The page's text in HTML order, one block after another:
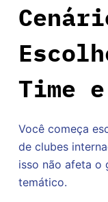
Time
Você começa
de clubes
isso não afeta o
temático.